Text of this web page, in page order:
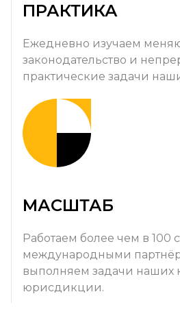
ПРАКТИКА
Ежедневно изучаем
законодательство и
практические задачи
МАСШТАБ
Работаем более чем в 100
международными
выполняем задачи наших
юрисдикции.